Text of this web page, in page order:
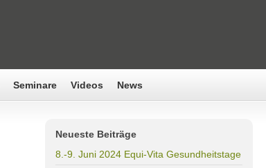
Seminare Videos News
Neueste Beiträge
8.-9. Juni 2024 Equi-Vita Gesundheitstage